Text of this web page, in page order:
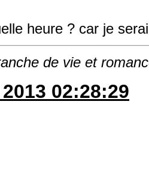
heure ? car je
de vie et
02:28:29